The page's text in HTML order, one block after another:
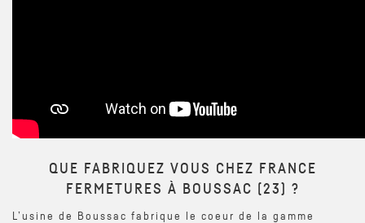
QUE FABRIQUEZ VOUS CHEZ FRANCE
FERMETURES À BOUSSAC (23) ?
L’usine de Boussac fabrique le coeur de la gamme